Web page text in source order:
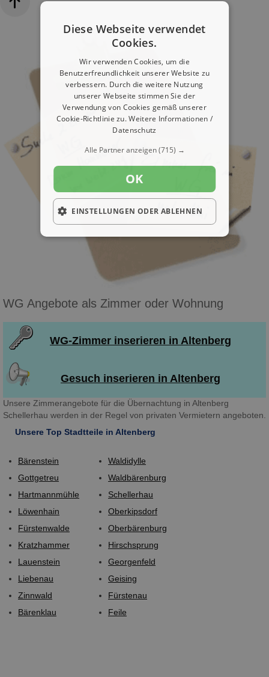
WG Angebote als Zimmer oder Wohnung
WG-Zimmer inserieren in Altenberg
Gesuch inserieren in Altenberg
Unsere Zimmerangebote für die Übernachtung in Altenberg
Schellerhau werden in der Regel von privaten Vermietern angeboten.
Unsere Top Stadtteile in Altenberg
Bärenstein
Gottgetreu
Hartmannmühle
Löwenhain
Fürstenwalde
Kratzhammer
Lauenstein
Liebenau
Zinnwald
Bärenklau
Waldidylle
Waldbärenburg
Schellerhau
Oberkipsdorf
Oberbärenburg
Hirschsprung
Georgenfeld
Geising
Fürstenau
Feile
Diese Webseite verwendet
Cookies.
Wir verwenden Cookies, um die
Benutzerfreundlichkeit unserer Website zu
verbessern. Durch die weitere Nutzung
unserer Webseite stimmen Sie der
Verwendung von Cookies gemäß unserer
Cookie-Richtlinie zu.Weitere Informationen /
Datenschutz
Alle Partner anzeigen(715) →
OK
EINSTELLUNGEN ODER ABLEHNEN